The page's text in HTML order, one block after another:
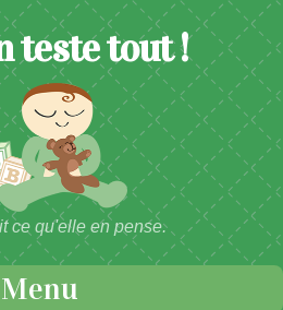
teste tout !
ce qu'elle en pense.
Menu